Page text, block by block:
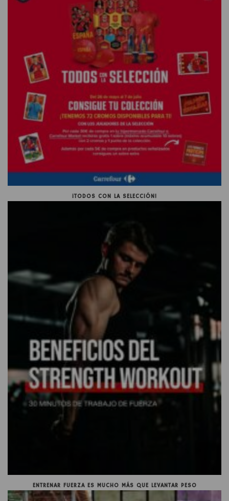
¡TODOS CON LA SELECCIÓN!
ENTRENAR FUERZA ES MUCHO MÁS QUE LEVANTAR PESO